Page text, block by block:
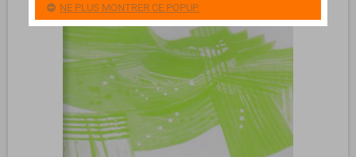
NE PLUS MONTRER CE POPUP.